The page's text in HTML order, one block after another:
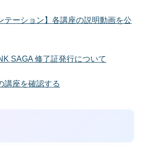
テーション】各講座の説明動画を公
SAGA 修了証発行について
講座を確認する